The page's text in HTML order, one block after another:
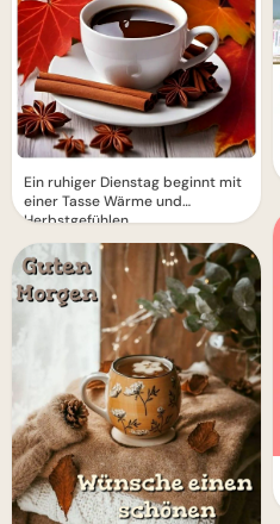
Ein ruhiger Dienstag beginnt mit
einer Tasse Wärme und
Herbstgefühlen